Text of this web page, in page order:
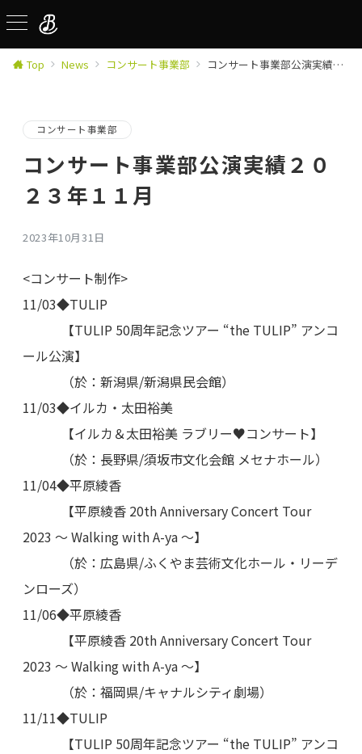
Top News コンサート事業部 コンサート事業部公演実績２０２３年１１月
コンサート事業部
コンサート事業部公演実績２０
２３年１１月
2023年10月31日
<コンサート制作>
11/03◆TULIP
【TULIP 50周年記念ツアー “the TULIP” アンコ
ール公演】
（於：新潟県/新潟県民会館）
11/03◆イルカ・太田裕美
【イルカ＆太田裕美 ラブリー♥コンサート】
（於：長野県/須坂市文化会館 メセナホール）
11/04◆平原綾香
【平原綾香 20th Anniversary Concert Tour
2023 ～ Walking with A-ya ～】
（於：広島県/ふくやま芸術文化ホール・リーデ
ンローズ）
11/06◆平原綾香
【平原綾香 20th Anniversary Concert Tour
2023 ～ Walking with A-ya ～】
（於：福岡県/キャナルシティ劇場）
11/11◆TULIP
【TULIP 50周年記念ツアー “the TULIP” アンコ